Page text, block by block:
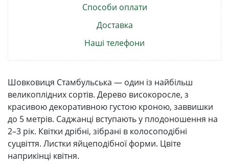
Способи оплати
Доставка
Наші телефони
Шовковиця Стамбульська — один із найбільш
великоплідних сортів. Дерево високоросле, з
красивою декоративною густою кроною, заввишки
до 5 метрів. Саджанці вступають у плодоношення на
2–3 рік. Квітки дрібні, зібрані в колосоподібні
суцвіття. Листки яйцеподібної форми. Цвіте
наприкінці квітня.